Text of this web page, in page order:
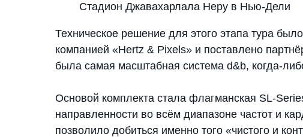
Стадион Джавахарлала Неру в Нью-Дели
Техническое решение для этого этапа тура
компанией «Hertz & Pixels» и поставлено
была самая масштабная система d&b, когда-
Основой комплекта стала флагманская SL-
направленности во всём диапазоне частот и
позволило добиться именно того «чистого и